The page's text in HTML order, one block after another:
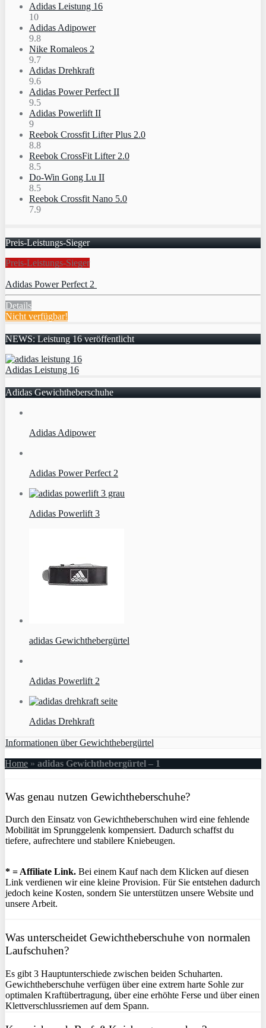
Adidas Leistung 16
10
Adidas Adipower
9.8
Nike Romaleos 2
9.7
Adidas Drehkraft
9.6
Adidas Power Perfect II
9.5
Adidas Powerlift II
9
Reebok Crossfit Lifter Plus 2.0
8.8
Reebok CrossFit Lifter 2.0
8.5
Do-Win Gong Lu II
8.5
Reebok Crossfit Nano 5.0
7.9
Preis-Leistungs-Sieger
Preis-Leistungs-Sieger
Adidas Power Perfect 2
Details
Nicht verfügbar!
NEWS: Leistung 16 veröffentlicht
Adidas Leistung 16
Adidas Gewichtheberschuhe
Adidas Adipower
Adidas Power Perfect 2
Adidas Powerlift 3
adidas Gewichthebergürtel
Adidas Powerlift 2
Adidas Drehkraft
Informationen über Gewichthebergürtel
Home » adidas Gewichthebergürtel – 1
Was genau nutzen Gewichtheberschuhe?
Durch den Einsatz von Gewichtheberschuhen wird eine fehlende
Mobilität im Sprunggelenk kompensiert. Dadurch schaffst du
tiefere, aufrechtere und stabilere Kniebeugen.
* = Affiliate Link. Bei einem Kauf nach dem Klicken auf diesen
Link verdienen wir eine kleine Provision. Für Sie entstehen dadurch
jedoch keine Kosten, sondern Sie unterstützen unsere Website und
unsere Arbeit.
Was unterscheidet Gewichtheberschuhe von normalen
Laufschuhen?
Es gibt 3 Hauptunterschiede zwischen beiden Schuharten.
Gewichtheberschuhe verfügen über eine extrem harte Sohle zur
optimalen Kraftübertragung, über eine erhöhte Ferse und über einen
Klettverschlussriemen auf dem Spann.